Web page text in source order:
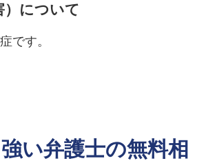
）について
です。
い弁護士の無料相